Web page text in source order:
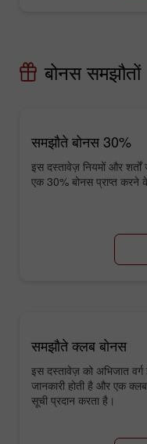
बोनस समझौतों
समझौते बोनस 30%
इस दस्तावेज़ नियमों और शर्तों
एक 30% बोनस प्राप्त करने के
समझौते क्लब बोनस
इस दस्तावेज़ को अभिजात वर्ग
जानकारी होती है और एक
सूची प्रदान करता है।